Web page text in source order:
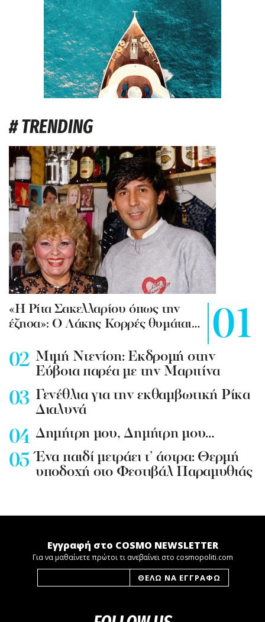
# TRENDING
«Η Ρίτα Σακελλαρίου όπως την
έζησα»: Ο Λάκης Κορρές θυμάται…
Mιμή Ντενίση: Εκδρομή στην
Εύβοια παρέα με την Μαριτίνα
Γενέθλια για την εκθαμβωτική Ρίκα
Διαλυνά
Δημήτρη μου, Δημήτρη μου…
Ένα παιδί μετράει τ’ άστρα: Θερμή
υποδοχή στο Φεστιβάλ Παραμυθιάς
Εγγραφή στο COSMO NEWSLETTER
Για να μαθαίνετε πρώτοι τι ανεβαίνει στο cosmopoliti.com